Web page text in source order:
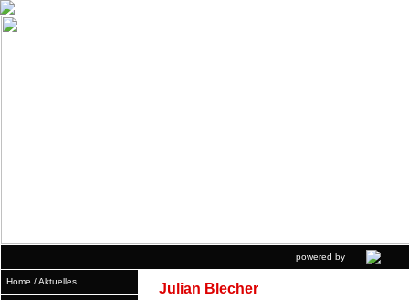
powered by
Home / Aktuelles Julian Blecher